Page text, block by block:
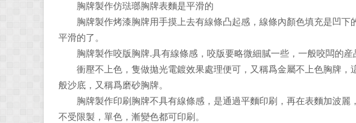
胸牌製作仿琺瑯胸牌表麵是平滑的
胸牌製作烤漆胸牌用手摸上去有線條凸起感，線條內顏色填充是凹下
平滑的了。
胸牌製作咬版胸牌.具有線條感，咬版要略微細膩一些，一般咬闆的産
衝壓不上色，隻做拋光電鍍效果處理便可，又稱爲金屬不上色胸牌，
般沙底，又稱爲磨砂胸牌。
胸牌製作印刷胸牌不具有線條感，是通過平麵印刷，再在表麵加波麗
不受限製，單色，漸變色都可印刷。